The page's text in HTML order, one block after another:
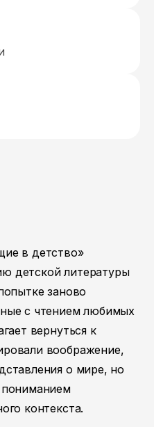
в детство»
детской литературы
заново
с чтением любимых
вернуться к
воображение,
о мире, но
контекста.